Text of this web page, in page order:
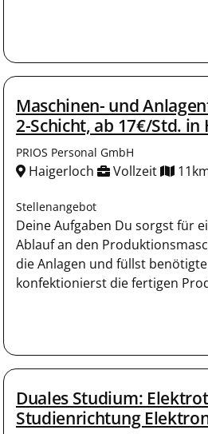
Maschinen- und
2-Schicht, ab 17€/Std. in
PRIOS Personal GmbH
Haigerloch Vollzeit
Stellenangebot
Deine Aufgaben Du sorgst für
Ablauf an den
die Anlagen und füllst
konfektionierst die fertigen
Duales Studium:
Studienrichtung